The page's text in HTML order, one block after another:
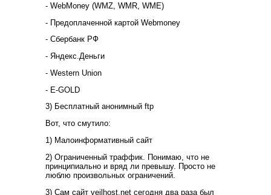
- WebMoney (WMZ, WMR, WME)
- Предоплаченной картой Webmoney
- Сбербанк РФ
- Яндекс.Деньги
- Western Union
- E-GOLD
3) Бесплатный анонимный ftp
Вот, что смутило:
1) Малоинформативный сайт
2) Ограниченный траффик. Понимаю, что не
принципиально и вряд ли превышу. Просто не
люблю произвольных ограничений.
3) Сам сайт veilhost.net сегодня два раза был